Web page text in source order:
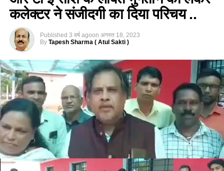
कलेक्टर ने संजीदगी का दिया परिचय ..
Published 3 वर्ष agoon अगस्त 18, 2023
By Tapesh Sharma ( Atul Sakti )